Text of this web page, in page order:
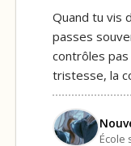
Quand tu vis
passes
contrôles
tristesse, la
École